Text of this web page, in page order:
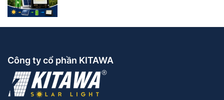
Công ty cổ phần KITAWA